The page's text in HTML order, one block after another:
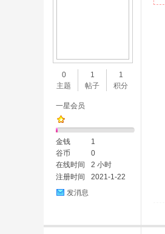
0
主题
1
帖子
1
积分
一星会员
金钱
1
谷币
0
在线时间
2 小时
注册时间
2021-1-22
发消息